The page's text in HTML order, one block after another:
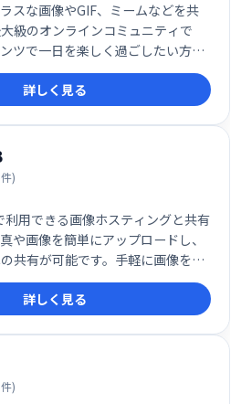
スな画像やGIF、ミームなどを共
級のオンラインコミュニティで
ツで一日を楽しく過ごしたい方、
ェックしたい方におすすめです。
ロード・閲覧し、世界中のユーザ
！
詳しく見る
)
用できる画像ホスティングと共有
や画像を簡単にアップロードし、
共有が可能です。手軽に画像を管
おすすめです。
詳しく見る
)